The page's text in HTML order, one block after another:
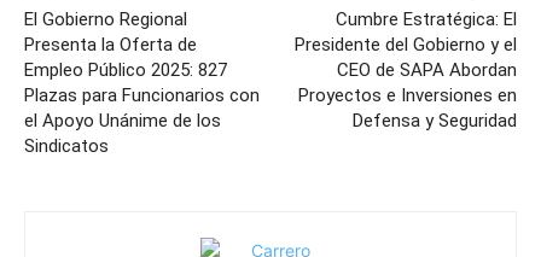
El Gobierno Regional
Presenta la Oferta de
Empleo Público 2025: 827
Plazas para Funcionarios con
el Apoyo Unánime de los
Sindicatos
Cumbre Estratégica: El
Presidente del Gobierno y el
CEO de SAPA Abordan
Proyectos e Inversiones en
Defensa y Seguridad